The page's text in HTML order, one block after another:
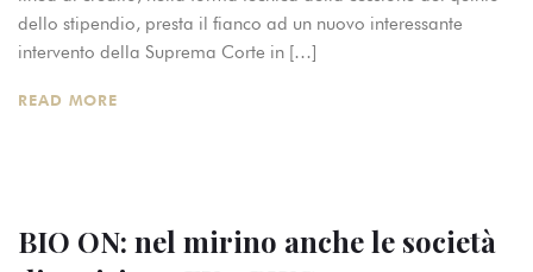
dello stipendio, presta il fianco ad un nuovo interessante
intervento della Suprema Corte in […]
READ MORE
BIO ON: nel mirino anche le società